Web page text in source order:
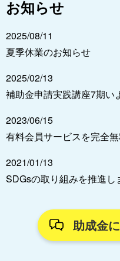
お知らせ
2025/08/11
夏季休業のお知らせ
2025/02/13
補助金申請実践講座7期い
2023/06/15
有料会員サービスを完全無
2021/01/13
SDGsの取り組みを推進し
助成金